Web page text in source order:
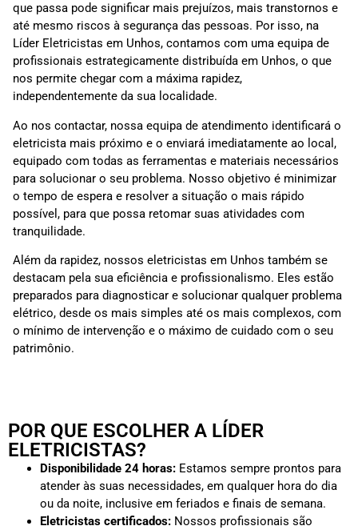
que passa pode significar mais prejuízos, mais transtornos e
até mesmo riscos à segurança das pessoas. Por isso, na
Líder Eletricistas em Unhos, contamos com uma equipa de
profissionais estrategicamente distribuída em Unhos, o que
nos permite chegar com a máxima rapidez,
independentemente da sua localidade.
Ao nos contactar, nossa equipa de atendimento identificará o
eletricista mais próximo e o enviará imediatamente ao local,
equipado com todas as ferramentas e materiais necessários
para solucionar o seu problema. Nosso objetivo é minimizar
o tempo de espera e resolver a situação o mais rápido
possível, para que possa retomar suas atividades com
tranquilidade.
Além da rapidez, nossos eletricistas em Unhos também se
destacam pela sua eficiência e profissionalismo. Eles estão
preparados para diagnosticar e solucionar qualquer problema
elétrico, desde os mais simples até os mais complexos, com
o mínimo de intervenção e o máximo de cuidado com o seu
patrimônio.
POR QUE ESCOLHER A LÍDER
ELETRICISTAS?
Disponibilidade 24 horas: Estamos sempre prontos para
atender às suas necessidades, em qualquer hora do dia
ou da noite, inclusive em feriados e finais de semana.
Eletricistas certificados: Nossos profissionais são